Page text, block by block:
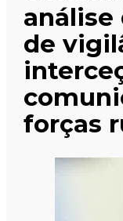
análise
de
forças